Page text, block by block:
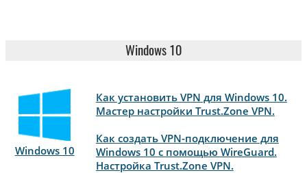
Windows 10
Windows 10
Как установить VPN для Windows 10.
Мастер настройки Trust.Zone VPN.
Как создать VPN-подключение для
Windows 10 с помощью WireGuard.
Настройка Trust.Zone VPN.